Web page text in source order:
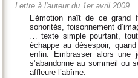
Lettre à l'auteur du 1er avril 2009
L’émotion naît de ce
sonorités, foisonnement
… texte simple pourtant,
échappe au désespoir,
enfin. Embrasser alors une
s’abandonne au sommeil ou
affleure l’abîme.